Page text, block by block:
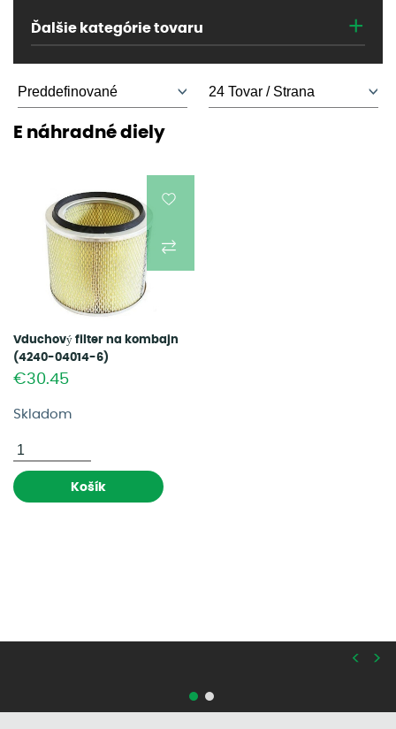
Ďalšie kategórie tovaru +
E náhradné diely
Vduchový filter na kombajn
(4240-04014-6)
€30.45
Skladom
Košík
>
<